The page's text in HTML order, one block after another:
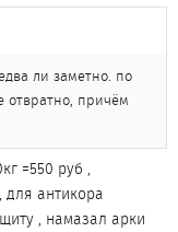
ли заметно. по
отвратно, причём
=550 руб ,
антикора
, намазал арки